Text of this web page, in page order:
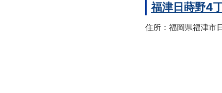
福津日蒔野4
住所：福岡県福津市